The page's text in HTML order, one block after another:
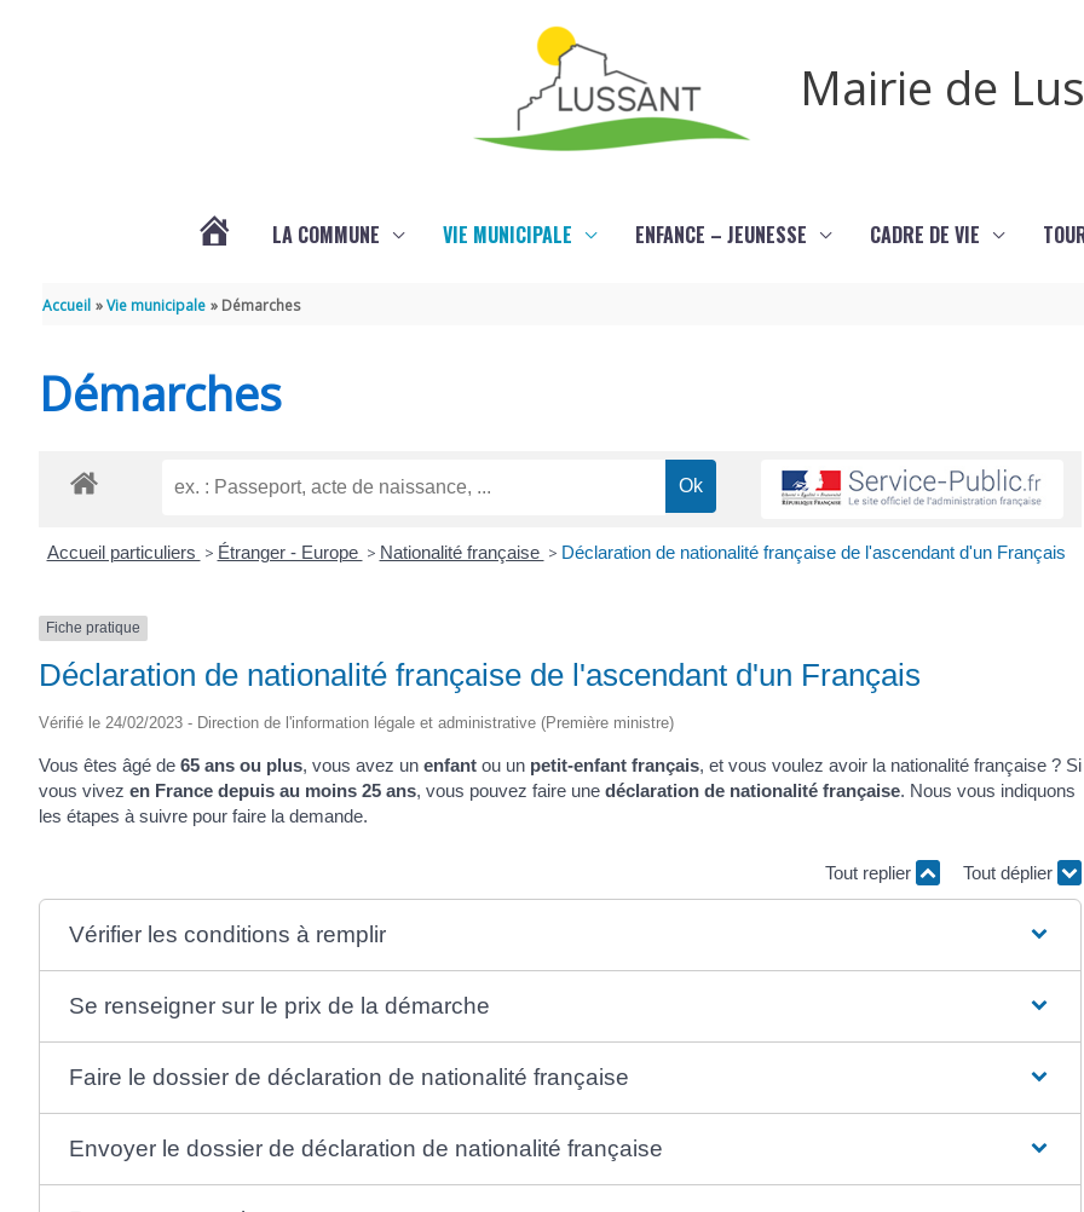
Mairie de
LA COMMUNE VIE MUNICIPALE ENFANCE – JEUNESSE CADRE DE VIE
Accueil Vie municipale Démarches
Démarches
Accueil particuliers > Étranger - Europe > Nationalité française > Déclaration de nationalité française de l'ascendant d'un Français
Fiche pratique
Déclaration de nationalité française de l'ascendant d'un Français
Vérifié le 24/02/2023 - Direction de l'information légale et administrative (Première ministre)
Vous êtes âgé de 65 ans ou plus, vous avez un enfant ou un petit-enfant français, et vous voulez avoir la nationalité française ? Si
vous vivez en France depuis au moins 25 ans, vous pouvez faire une déclaration de nationalité française. Nous vous indiquons
les étapes à suivre pour faire la demande.
Tout replier Tout déplier
Vérifier les conditions à remplir
Se renseigner sur le prix de la démarche
Faire le dossier de déclaration de nationalité française
Envoyer le dossier de déclaration de nationalité française